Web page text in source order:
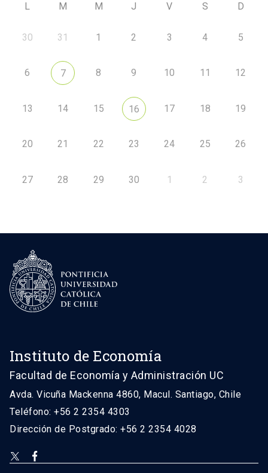
L M M J V S D
30 31 1 2 3 4 5
6 7 8 9 10 11 12
13 14 15 16 17 18 19
20 21 22 23 24 25 26
27 28 29 30 1 2 3
Instituto de Economía
Facultad de Economía y Administración UC
Avda. Vicuña Mackenna 4860, Macul. Santiago, Chile
Teléfono: +56 2 2354 4303
Dirección de Postgrado: +56 2 2354 4028